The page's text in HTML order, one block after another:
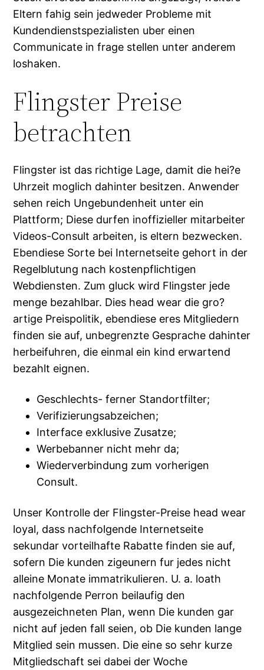
Eltern fahig sein jedweder Probleme mit
Kundendienstspezialisten uber einen
Communicate in frage stellen unter anderem
loshaken.
Flingster Preise
betrachten
Flingster ist das richtige Lage, damit die hei?e
Uhrzeit moglich dahinter besitzen. Anwender
sehen reich Ungebundenheit unter ein
Plattform; Diese durfen inoffizieller mitarbeiter
Videos-Consult arbeiten, is eltern bezwecken.
Ebendiese Sorte bei Internetseite gehort in der
Regelblutung nach kostenpflichtigen
Webdiensten. Zum gluck wird Flingster jede
menge bezahlbar. Dies head wear die gro?
artige Preispolitik, ebendiese eres Mitgliedern
finden sie auf, unbegrenzte Gesprache dahinter
herbeifuhren, die einmal ein kind erwartend
bezahlt eignen.
Geschlechts- ferner Standortfilter;
Verifizierungsabzeichen;
Interface exklusive Zusatze;
Werbebanner nicht mehr da;
Wiederverbindung zum vorherigen
Consult.
Unser Kontrolle der Flingster-Preise head wear
loyal, dass nachfolgende Internetseite
sekundar vorteilhafte Rabatte finden sie auf,
sofern Die kunden zigeunern fur jedes nicht
alleine Monate immatrikulieren. U. a. loath
nachfolgende Perron beilaufig den
ausgezeichneten Plan, wenn Die kunden gar
nicht auf jeden fall seien, ob Die kunden lange
Mitglied sein mussen. Die eine so sehr kurze
Mitgliedschaft sei dabei der Woche